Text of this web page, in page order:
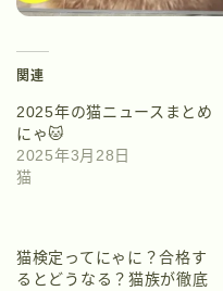
関連
2025年の猫ニュースまとめ
にゃ🐱
2025年3月28日
猫
猫検定ってにゃに？合格す
るとどうなる？猫族が徹底